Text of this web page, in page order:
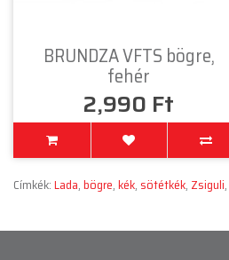
BRUNDZA VFTS bögre,
fehér
2,990 Ft
Címkék:Lada,bögre,kék, sötétkék, Zsiguli,